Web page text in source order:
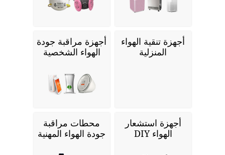
أجهزة تنقية الهواء
المنزلية
أجهزة مراقبة جودة
الهواء الشخصية
أجهزة استشعار
الهواء DIY
محطات مراقبة
جودة الهواء المهنية